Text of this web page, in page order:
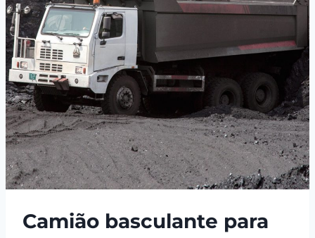
Camião basculante para